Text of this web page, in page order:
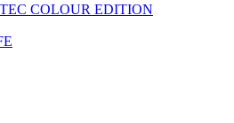
COLOUR EDITION